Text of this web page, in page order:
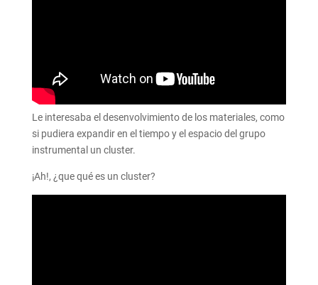
Le interesaba el desenvolvimiento de los materiales, como
si pudiera expandir en el tiempo y el espacio del grupo
instrumental un cluster.
¡Ah!, ¿que qué es un cluster?